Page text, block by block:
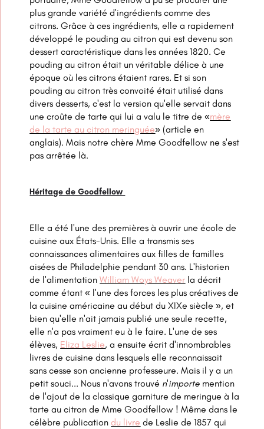
plus grande variété d'ingrédients comme des
citrons. Grâce à ces ingrédients, elle a rapidement
développé le pouding au citron qui est devenu son
dessert caractéristique dans les années 1820. Ce
pouding au citron était un véritable délice à une
époque où les citrons étaient rares. Et si son
pouding au citron très convoité était utilisé dans
divers desserts, c'est la version qu'elle servait dans
une croûte de tarte qui lui a valu le titre de «mère
de la tarte au citron meringuée» (article en
anglais). Mais notre chère Mme Goodfellow ne s'est
pas arrêtée là.
Héritage de Goodfellow
Elle a été l'une des premières à ouvrir une école de
cuisine aux États-Unis. Elle a transmis ses
connaissances alimentaires aux filles de familles
aisées de Philadelphie pendant 30 ans. L'historien
de l'alimentationWilliam Woys Weaver la décrit
comme étant « l'une des forces les plus créatives de
la cuisine américaine au début du XIXe siècle », et
bien qu'elle n'ait jamais publié une seule recette,
elle n'a pas vraiment eu à le faire. L'une de ses
élèves, Eliza Leslie, a ensuite écrit d'innombrables
livres de cuisine dans lesquels elle reconnaissait
sans cesse son ancienne professeure. Mais il y a un
petit souci... Nous n'avons trouvé n'importe mention
de l'ajout de la classique garniture de meringue à la
tarte au citron de Mme Goodfellow ! Même dans le
célèbre publicationdu livre de Leslie de 1857 qui